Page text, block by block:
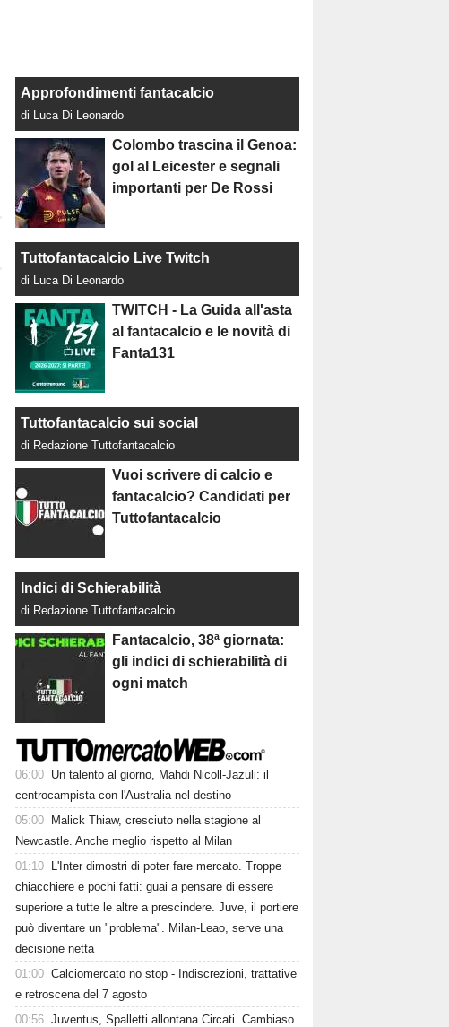
Approfondimenti fantacalcio
di Luca Di Leonardo
Colombo trascina il Genoa:
gol al Leicester e segnali
importanti per De Rossi
Tuttofantacalcio Live Twitch
di Luca Di Leonardo
TWITCH - La Guida all'asta
al fantacalcio e le novità di
Fanta131
Tuttofantacalcio sui social
di Redazione Tuttofantacalcio
Vuoi scrivere di calcio e
fantacalcio? Candidati per
Tuttofantacalcio
Indici di Schierabilità
di Redazione Tuttofantacalcio
Fantacalcio, 38ª giornata:
gli indici di schierabilità di
ogni match
06:00 Un talento al giorno, Mahdi Nicoll-Jazuli: il
centrocampista con l'Australia nel destino
05:00
Malick Thiaw, cresciuto nella stagione al
Newcastle. Anche meglio rispetto al Milan
01:10
L'Inter dimostri di poter fare mercato. Troppe
chiacchiere e pochi fatti: guai a pensare di essere
superiore a tutte le altre a prescindere. Juve, il portiere
può diventare un "problema". Milan-Leao, serve una
decisione netta
01:00 Calciomercato no stop - Indiscrezioni, trattative
e retroscena del 7 agosto
00:56 Juventus, Spalletti allontana Circati. Cambiaso